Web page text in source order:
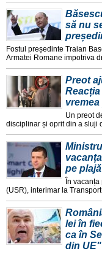
să nu
Fostul președinte Traian
Armatei Romane impotriva
Preot
Un preot
disciplinar și oprit din a sluji
pe plajă
În
(USR), interimar la
lei în
ca în
din UE"